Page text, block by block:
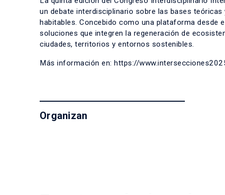
un debate interdisciplinario sobre las bases
habitables. Concebido como una plataforma desde
soluciones que integren la regeneración de
ciudades, territorios y entornos sostenibles.
Más información en: https://
Organizan